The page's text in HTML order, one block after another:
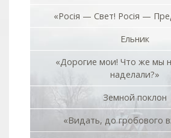
«Росiя — Свет! Росiя —
Ельник
«Дорогие мои! Что же мы
наделали?»
Земной поклон
«Видать, до гробового